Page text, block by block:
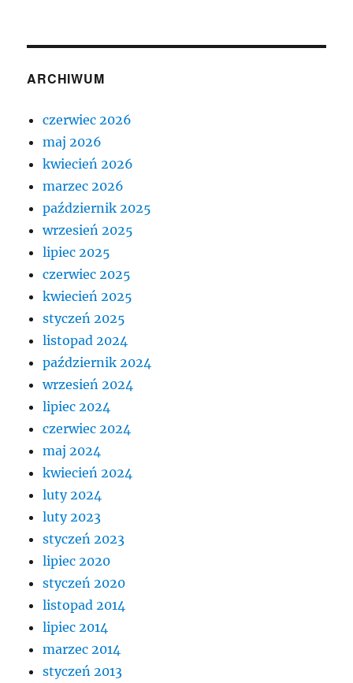
ARCHIWUM
czerwiec 2026
maj 2026
kwiecień 2026
marzec 2026
październik 2025
wrzesień 2025
lipiec 2025
czerwiec 2025
kwiecień 2025
styczeń 2025
listopad 2024
październik 2024
wrzesień 2024
lipiec 2024
czerwiec 2024
maj 2024
kwiecień 2024
luty 2024
luty 2023
styczeń 2023
lipiec 2020
styczeń 2020
listopad 2014
lipiec 2014
marzec 2014
styczeń 2013